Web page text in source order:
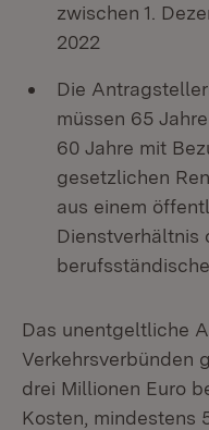
zwischen 1.
2022
Die
müssen 65
60 Jahre mit
gesetzlichen
aus einem
Dienstverhältnis
Das unentgeltliche
Verkehrsverbünden
drei Millionen Euro
Kosten, mindestens